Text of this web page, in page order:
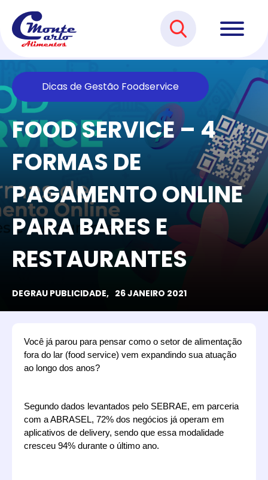
Dicas de Gestão Foodservice
FOOD SERVICE – 4
FORMAS DE
PAGAMENTO ONLINE
PARA BARES E
RESTAURANTES
DEGRAU PUBLICIDADE, 26 JANEIRO 2021
Você já parou para pensar como o setor de alimentação
fora do lar (food service) vem expandindo sua atuação
ao longo dos anos?
Segundo dados levantados pelo SEBRAE, em parceria
com a ABRASEL, 72% dos negócios já operam em
aplicativos de delivery, sendo que essa modalidade
cresceu 94% durante o último ano.